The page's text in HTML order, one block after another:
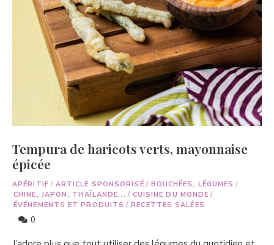
Tempura de haricots verts, mayonnaise
épicée
APÉRITIF / ARTICLE SPONSORISÉ / BOUCHÉES, LÉGUMES /
CHINE, JAPON, THAÏLANDE... / CUISINE DU MONDE /
ÉVÉNEMENTS ET PRODUITS / RECETTES SALÉES
0